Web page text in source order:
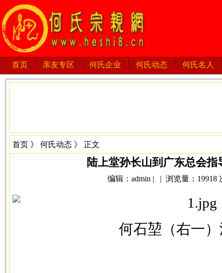
首页 亲友专区 何氏企业 何氏动态 何氏名人
首页 》 何氏动态 》 正文
陆上堂孙长山到广东总会指
编辑：admin | | 浏览量：19918
何石堃（右一